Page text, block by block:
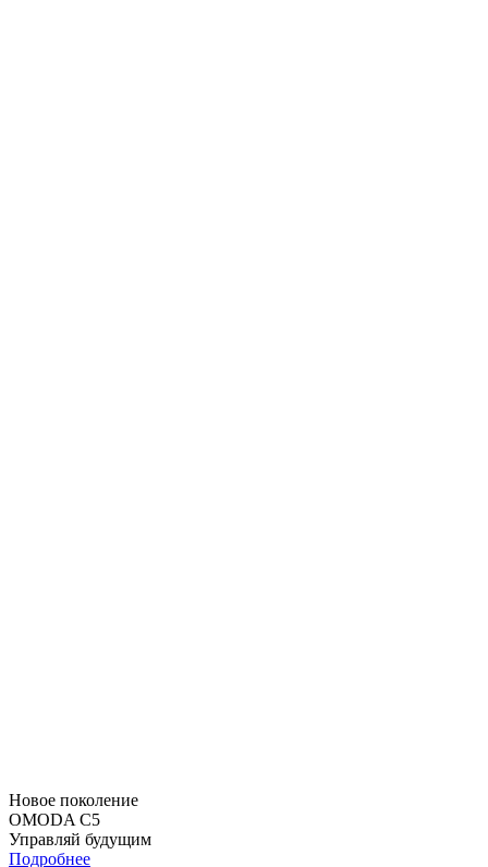
Новое поколение
OMODA C5
Управляй будущим
Подробнее